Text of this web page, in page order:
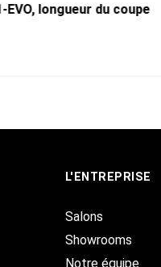
EVO, longueur du coupe
L'ENTREPRISE
Salons
Showrooms
Notre équipe